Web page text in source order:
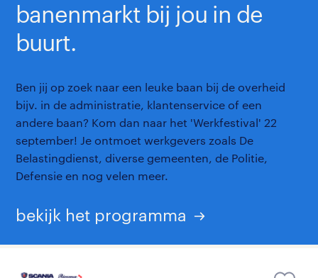
banenmarkt bij jou in de
buurt.
Ben jij op zoek naar een leuke baan bij de overheid
bijv. in de administratie, klantenservice of een
andere baan? Kom dan naar het 'Werkfestival' 22
september! Je ontmoet werkgevers zoals De
Belastingdienst, diverse gemeenten, de Politie,
Defensie en nog velen meer.
bekijk het programma